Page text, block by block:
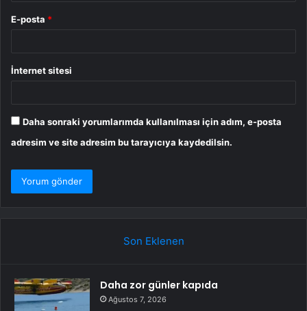
E-posta *
İnternet sitesi
Daha sonraki yorumlarımda kullanılması için adım, e-posta
adresim ve site adresim bu tarayıcıya kaydedilsin.
Son Eklenen
Daha zor günler kapıda
Ağustos 7, 2026